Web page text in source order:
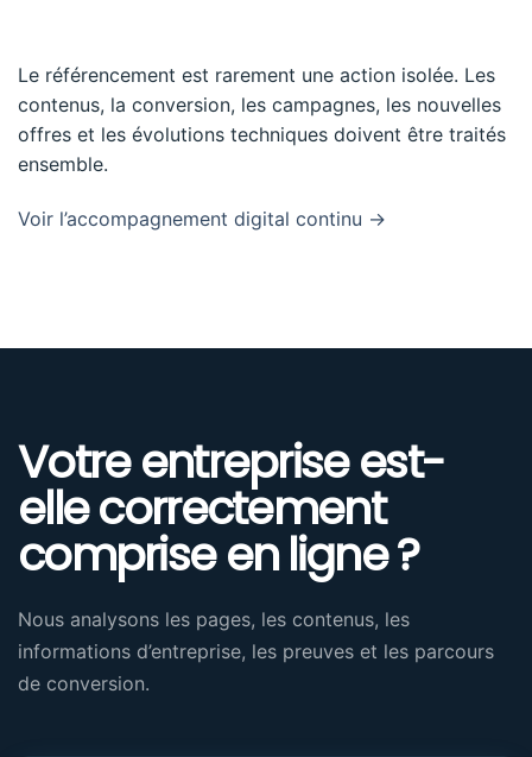
Le référencement est rarement une action isolée. Les
contenus, la conversion, les campagnes, les nouvelles
offres et les évolutions techniques doivent être traités
ensemble.
Voir l’accompagnement digital continu →
Votre entreprise est-
elle correctement
comprise en ligne ?
Nous analysons les pages, les contenus, les
informations d’entreprise, les preuves et les parcours
de conversion.